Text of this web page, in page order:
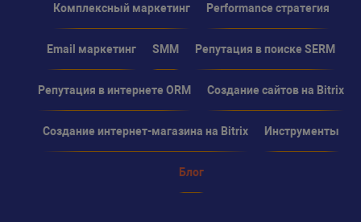
Комплексный маркетинг Performance стратегия
Email маркетинг SMM Репутация в поиске SERM
Репутация в интернете ORM Создание сайтов на Bitrix
Создание интернет-магазина на Bitrix Инструменты
Блог